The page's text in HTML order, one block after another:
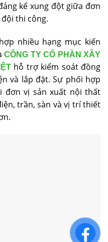
kể xung đột giữa đơn
thi công.
nhiều hạng mục kiến
CÔNG TY CỔ PHẦN XÂY
hỗ trợ kiểm soát đồng
và lắp đặt. Sự phối hợp
đơn vị sản xuất nội thất
trần, sàn và vị trí thiết